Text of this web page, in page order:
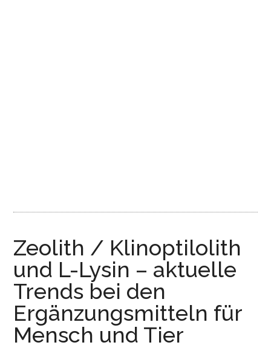
Zeolith / Klinoptilolith
und L-Lysin – aktuelle
Trends bei den
Ergänzungsmitteln für
Mensch und Tier